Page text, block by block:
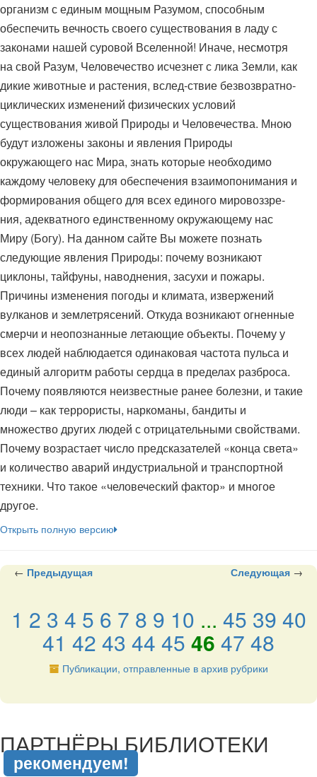
организм с единым мощным Разумом, способным
обеспечить вечность своего существования в ладу с
законами нашей суровой Вселенной! Иначе, несмотря
на свой Разум, Человечество исчезнет с лика Земли, как
дикие животные и растения, вслед-ствие безвозвратно-
циклических изменений физических условий
существования живой Природы и Человечества. Мною
будут изложены законы и явления Природы
окружающего нас Мира, знать которые необходимо
каждому человеку для обеспечения взаимопонимания и
формирования общего для всех единого мировоззре-
ния, адекватного единственному окружающему нас
Миру (Богу). На данном сайте Вы можете познать
следующие явления Природы: почему возникают
циклоны, тайфуны, наводнения, засухи и пожары.
Причины изменения погоды и климата, извержений
вулканов и землетрясений. Откуда возникают огненные
смерчи и неопознанные летающие объекты. Почему у
всех людей наблюдается одинаковая частота пульса и
единый алгоритм работы сердца в пределах разброса.
Почему появляются неизвестные ранее болезни, и такие
люди – как террористы, наркоманы, бандиты и
множество других людей с отрицательными свойствами.
Почему возрастает число предсказателей «конца света»
и количество аварий индустриальной и транспортной
техники. Что такое «человеческий фактор» и многое
другое.
Открыть полную версию
← Предыдущая Следующая →
1 2 3 4 5 6 7 8 9 10 ... 45 39 40
41 42 43 44 45 46 47 48
Публикации, отправленные в архив рубрики
ПАРТНЁРЫ БИБЛИОТЕКИ
рекомендуем!